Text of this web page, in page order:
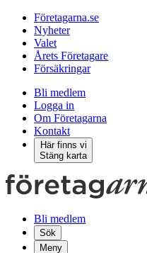
Företagarna.se
Nyheter
Valet
Årets Företagare
Försäkringar
Bli medlem
Logga in
Om Företagarna
Kontakt
Här finns vi
Stäng karta
Bli medlem
Sök
Meny